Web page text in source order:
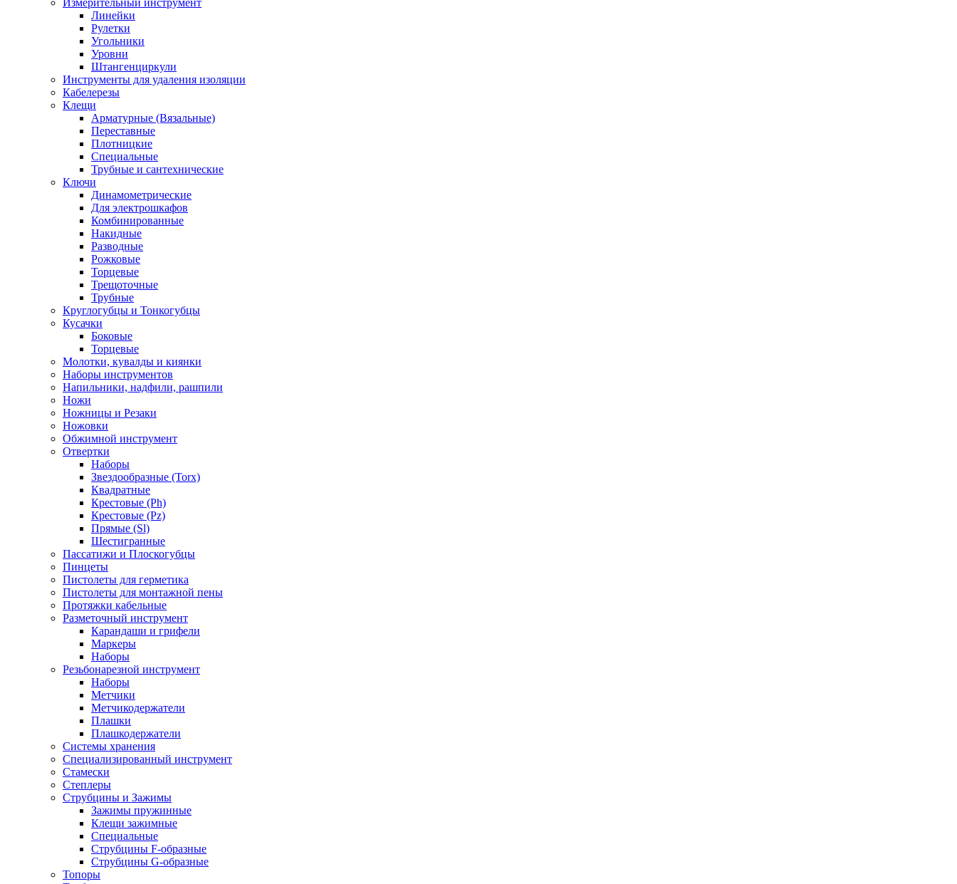
Измерительный инструмент
Линейки
Рулетки
Угольники
Уровни
Штангенциркули
Инструменты для удаления изоляции
Кабелерезы
Клещи
Арматурные (Вязальные)
Переставные
Плотницкие
Специальные
Трубные и сантехнические
Ключи
Динамометрические
Для электрошкафов
Комбинированные
Накидные
Разводные
Рожковые
Торцевые
Трещоточные
Трубные
Круглогубцы и Тонкогубцы
Кусачки
Боковые
Торцевые
Молотки, кувалды и киянки
Наборы инструментов
Напильники, надфили, рашпили
Ножи
Ножницы и Резаки
Ножовки
Обжимной инструмент
Отвертки
Наборы
Звездообразные (Torx)
Квадратные
Крестовые (Ph)
Крестовые (Pz)
Прямые (Sl)
Шестигранные
Пассатижи и Плоскогубцы
Пинцеты
Пистолеты для герметика
Пистолеты для монтажной пены
Протяжки кабельные
Разметочный инструмент
Карандаши и грифели
Маркеры
Наборы
Резьбонарезной инструмент
Наборы
Метчики
Метчикодержатели
Плашки
Плашкодержатели
Системы хранения
Специализированный инструмент
Стамески
Степлеры
Струбцины и Зажимы
Зажимы пружинные
Клещи зажимные
Специальные
Струбцины F-образные
Струбцины G-образные
Топоры